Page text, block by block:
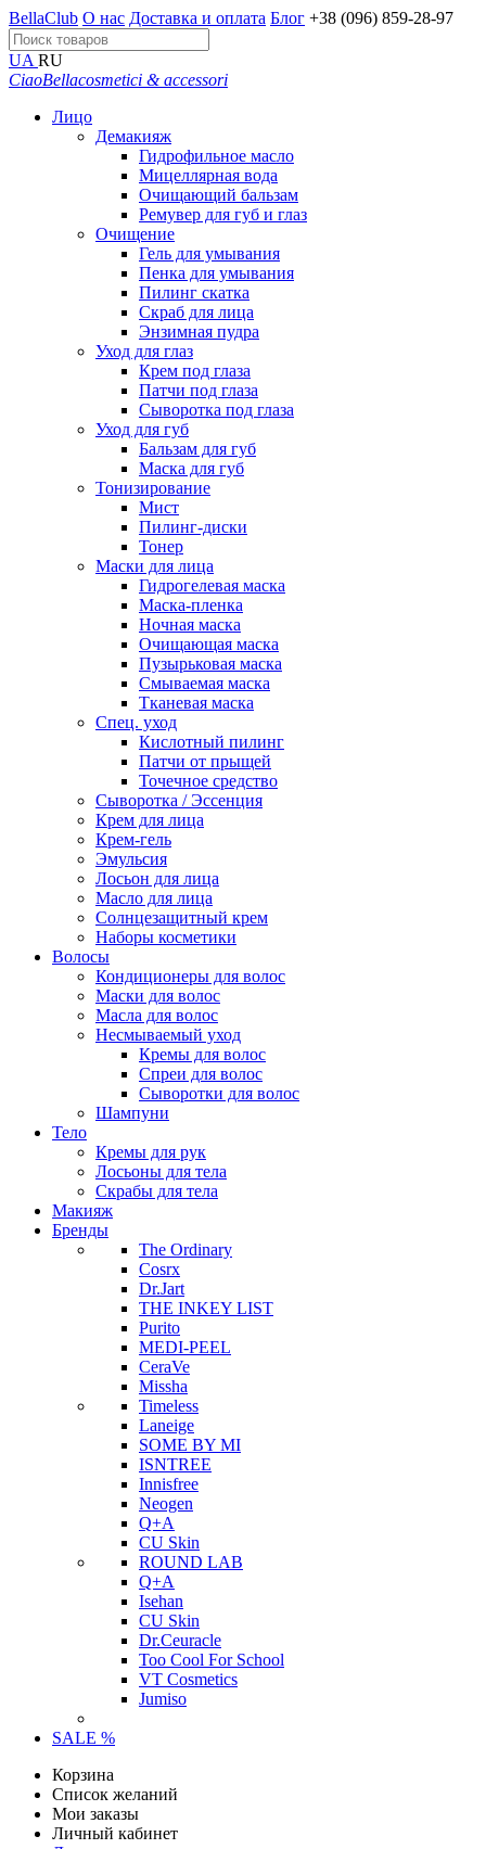
BellaClub О нас Доставка и оплата Блог +38 (096) 859-28-97
UA RU
CiaoBellacosmetici & accessori
Лицо
Демакияж
Гидрофильное масло
Мицеллярная вода
Очищающий бальзам
Ремувер для губ и глаз
Очищение
Гель для умывания
Пенка для умывания
Пилинг скатка
Скраб для лица
Энзимная пудра
Уход для глаз
Крем под глаза
Патчи под глаза
Сыворотка под глаза
Уход для губ
Бальзам для губ
Маска для губ
Тонизирование
Мист
Пилинг-диски
Тонер
Маски для лица
Гидрогелевая маска
Маска-пленка
Ночная маска
Очищающая маска
Пузырьковая маска
Смываемая маска
Тканевая маска
Спец. уход
Кислотный пилинг
Патчи от прыщей
Точечное средство
Сыворотка / Эссенция
Крем для лица
Крем-гель
Эмульсия
Лосьон для лица
Масло для лица
Солнцезащитный крем
Наборы косметики
Волосы
Кондиционеры для волос
Маски для волос
Масла для волос
Несмываемый уход
Кремы для волос
Спреи для волос
Сыворотки для волос
Шампуни
Тело
Кремы для рук
Лосьоны для тела
Скрабы для тела
Макияж
Бренды
The Ordinary
Cosrx
Dr.Jart
THE INKEY LIST
Purito
MEDI-PEEL
CeraVe
Missha
Timeless
Laneige
SOME BY MI
ISNTREE
Innisfree
Neogen
Q+A
CU Skin
ROUND LAB
Q+A
Isehan
CU Skin
Dr.Ceuracle
Too Cool For School
VT Cosmetics
Jumiso
SALE %
Корзина
Список желаний
Мои заказы
Личный кабинет